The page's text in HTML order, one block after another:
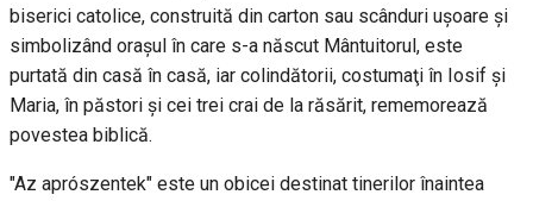
biserici catolice, construită din carton sau scânduri uşoare şi
simbolizând oraşul în care s-a născut Mântuitorul, este
purtată din casă în casă, iar colindătorii, costumaţi în Iosif şi
Maria, în păstori şi cei trei crai de la răsărit, rememorează
povestea biblică.
"Az aprószentek" este un obicei destinat tinerilor înaintea